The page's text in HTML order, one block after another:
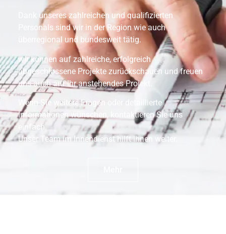
Dank unseres zahlreichen und qualifizierten
Personals sind wir in der Region wie auch
überregional und bundesweit tätig.
wir können auf zahlreiche, erfolgreich
abgeschlossene Projekte zurückschauen und freuen
uns auch auf Ihr anstehendes Projekt.
Wenn Sie weitere Fragen oder detaillierte
Informationen wünschen, kontaktieren Sie uns
einfach.
Unser Team im Innendienst hilft Ihnen weiter.